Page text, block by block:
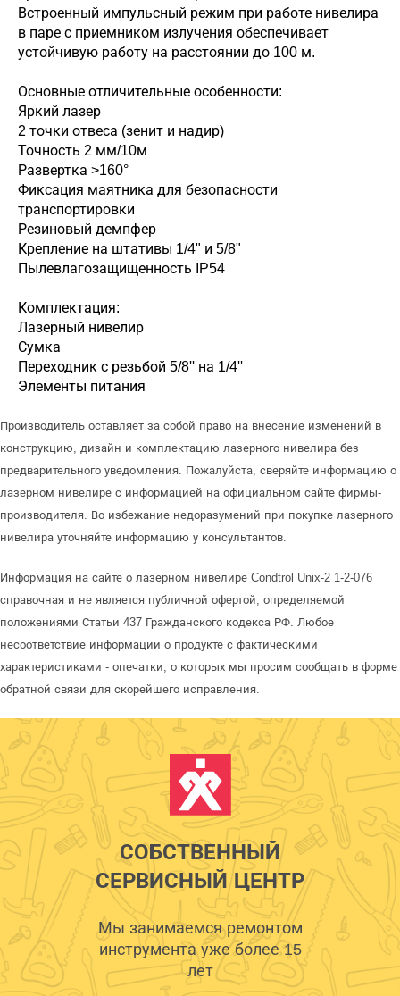
Встроенный импульсный режим при работе нивелира
в паре с приемником излучения обеспечивает
устойчивую работу на расстоянии до 100 м.
Основные отличительные особенности:
Яркий лазер
2 точки отвеса (зенит и надир)
Точность 2 мм/10м
Развертка >160°
Фиксация маятника для безопасности
транспортировки
Резиновый демпфер
Крепление на штативы 1/4" и 5/8"
Пылевлагозащищенность IP54
Комплектация:
Лазерный нивелир
Сумка
Переходник с резьбой 5/8'' на 1/4''
Элементы питания
Производитель оставляет за собой право на внесение изменений в
конструкцию, дизайн и комплектацию лазерного нивелира без
предварительного уведомления. Пожалуйста, сверяйте информацию о
лазерном нивелире с информацией на официальном сайте фирмы-
производителя. Во избежание недоразумений при покупке лазерного
нивелира уточняйте информацию у консультантов.
Информация на сайте о лазерном нивелире Condtrol Unix-2 1-2-076
справочная и не является публичной офертой, определяемой
положениями Статьи 437 Гражданского кодекса РФ. Любое
несоответствие информации о продукте с фактическими
характеристиками - опечатки, о которых мы просим сообщать в форме
обратной связи для скорейшего исправления.
СОБСТВЕННЫЙ
СЕРВИСНЫЙ ЦЕНТР
Мы занимаемся ремонтом
инструмента уже более 15
лет